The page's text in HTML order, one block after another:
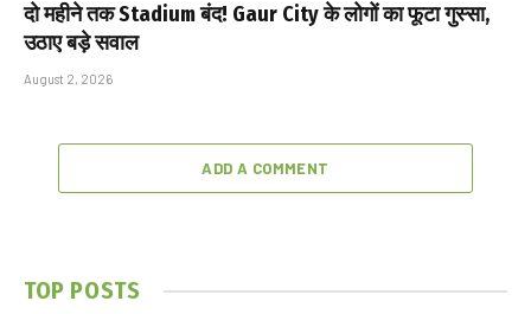
दो महीने तक Stadium बंद! Gaur City के लोगों का फूटा गुस्सा,
उठाए बड़े सवाल
August 2, 2026
ADD A COMMENT
TOP POSTS